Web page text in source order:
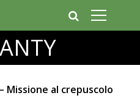
Missione al crepuscolo